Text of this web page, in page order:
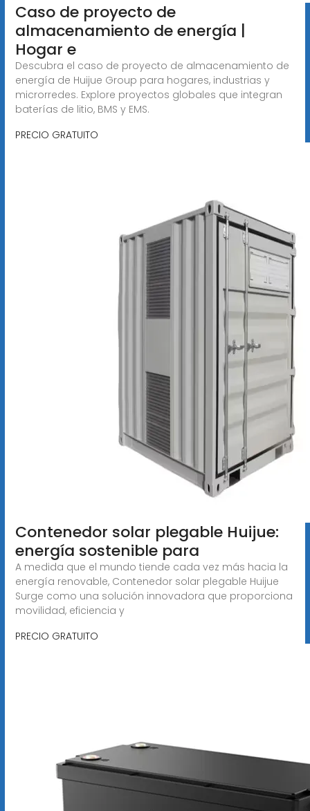
Caso de proyecto de
almacenamiento de energía |
Hogar e
Descubra el caso de proyecto de almacenamiento de
energía de Huijue Group para hogares, industrias y
microrredes. Explore proyectos globales que integran
baterías de litio, BMS y EMS.
PRECIO GRATUITO
Contenedor solar plegable Huijue:
energía sostenible para
A medida que el mundo tiende cada vez más hacia la
energía renovable, Contenedor solar plegable Huijue
Surge como una solución innovadora que proporciona
movilidad, eficiencia y
PRECIO GRATUITO